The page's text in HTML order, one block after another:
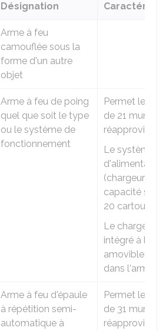
Désignation
Arme à feu
camouflée sous la
forme d'un autre
objet
Arme à feu de poing
quel que soit le type
ou le système de
fonctionnement
Permet le tir
de 21
Le système
d'alimentation
(chargeur) a
capacité
20
Le chargeur
intégré à
amovible et
dans l'arme.
Arme à feu d'épaule
à répétition semi-
automatique à
Permet le tir
de 31